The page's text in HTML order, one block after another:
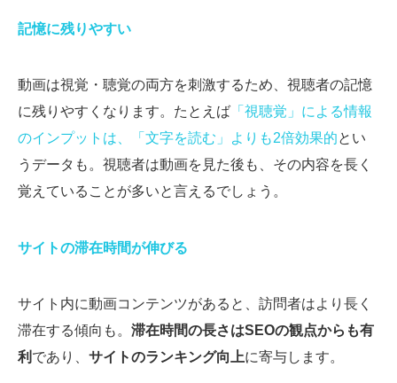
記憶に残りやすい
動画は視覚・聴覚の両方を刺激するため、視聴者の記憶
に残りやすくなります。たとえば 「視聴覚」による情報
のインプットは、「文字を読む」よりも2倍効果的とい
うデータも。視聴者は動画を見た後も、その内容を長く
覚えていることが多いと言えるでしょう。
サイトの滞在時間が伸びる
サイト内に動画コンテンツがあると、訪問者はより長く
滞在する傾向も。 滞在時間の長さはSEOの観点からも有
利 であり、 サイトのランキング向上に寄与します。